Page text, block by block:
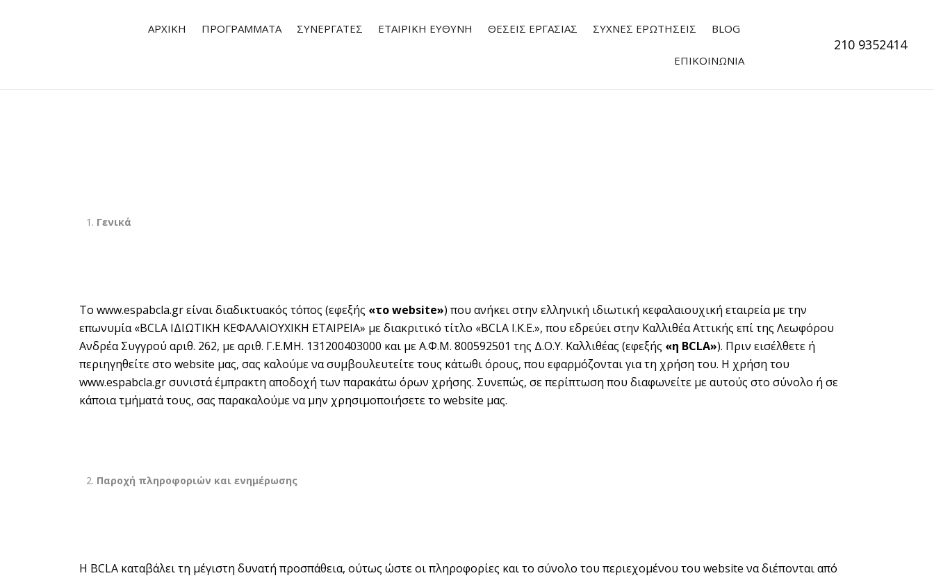
ΑΡΧΙΚΉ ΠΡΟΓΡΆΜΜΑΤΑ ΣΥΝΕΡΓΆΤΕΣ ΕΤΑΙΡΙΚΗ ΕΥΘΥΝΗ ΘΈΣΕΙΣ ΕΡΓΑΣΊΑΣ ΣΥΧΝΕΣ ΕΡΩΤΗΣΕΙΣ BLOG
ΕΠΙΚΟΙΝΩΝΊΑ
210 9352414
Γενικά
Το www.espabcla.grείναι διαδικτυακός τόπος (εφεξής «τοwebsite») που ανήκει στην ελληνική ιδιωτική κεφαλαιουχική εταιρεία με την
επωνυμία «BCLA ΙΔΙΩΤΙΚΗ ΚΕΦΑΛΑΙΟΥΧΙΚΗ ΕΤΑΙΡΕΙΑ» με διακριτικό τίτλο «BCLA Ι.Κ.Ε.», που εδρεύει στην Καλλιθέα Αττικής επί της Λεωφόρου
Ανδρέα Συγγρού αριθ. 262, με αριθ. Γ.Ε.ΜΗ. 131200403000 και με Α.Φ.Μ. 800592501 της Δ.Ο.Υ. Καλλιθέας (εφεξής «η BCLA»). Πριν εισέλθετε ή
περιηγηθείτε στο website μας, σας καλούμε να συμβουλευτείτε τους κάτωθι όρους, που εφαρμόζονται για τη χρήση του. Η χρήση του
www.espabcla.grσυνιστά έμπρακτη αποδοχή των παρακάτω όρων χρήσης. Συνεπώς, σε περίπτωση που διαφωνείτε με αυτούς στο σύνολο ή σε
κάποια τμήματά τους, σας παρακαλούμε να μην χρησιμοποιήσετε το website μας.
Παροχή πληροφοριών και ενημέρωσης
Η BCLA καταβάλει τη μέγιστη δυνατή προσπάθεια, ούτως ώστε οι πληροφορίες και το σύνολο του περιεχομένου του website να διέπονται από